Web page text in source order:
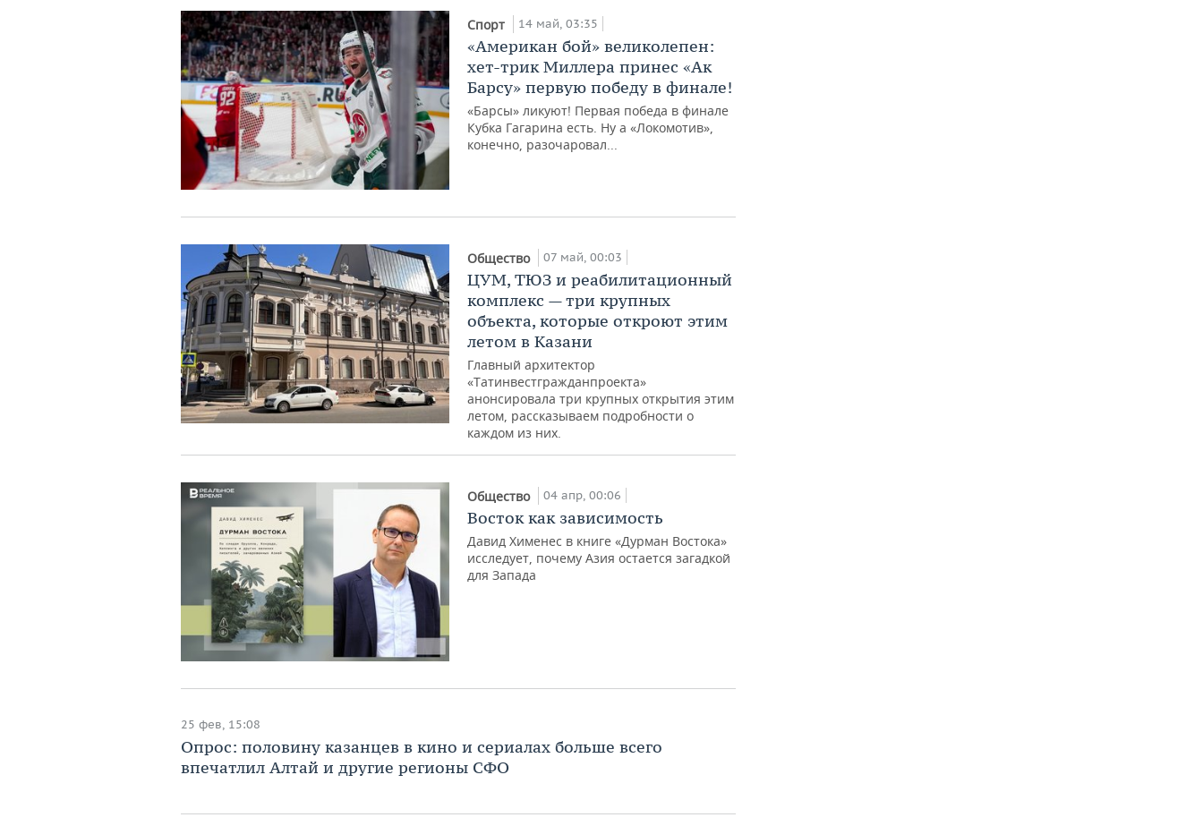
Спорт 14 май, 03:35
«Американ бой» великолепен:
хет-трик Миллера принес «Ак
Барсу» первую победу в финале!
«Барсы» ликуют! Первая победа в финале
Кубка Гагарина есть. Ну а «Локомотив»,
конечно, разочаровал...
Общество 07 май, 00:03
ЦУМ, ТЮЗ и реабилитационный
комплекс — три крупных
объекта, которые откроют этим
летом в Казани
Главный архитектор
«Татинвестгражданпроекта»
анонсировала три крупных открытия этим
летом, рассказываем подробности о
каждом из них.
Общество 04 апр, 00:06
Восток как зависимость
Давид Хименес в книге «Дурман Востока»
исследует, почему Азия остается загадкой
для Запада
25 фев, 15:08
Опрос: половину казанцев в кино и сериалах больше всего
впечатлил Алтай и другие регионы СФО